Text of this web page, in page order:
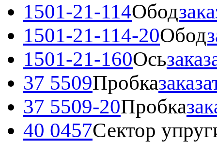
1501-21-114Обод
1501-21-114-20Обод
1501-21-160Ось
37 5509Пробка
37 5509-20Пробка
40 0457Сектор